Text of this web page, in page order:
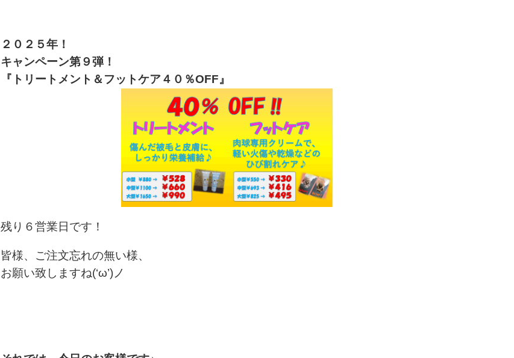
２０２５年！
キャンペーン第９弾！
『トリートメント＆フットケア４０％OFF 』
残り６営業日です！
皆様、ご注文忘れの無い様、
お願い致しますね(‘ω’)ノ